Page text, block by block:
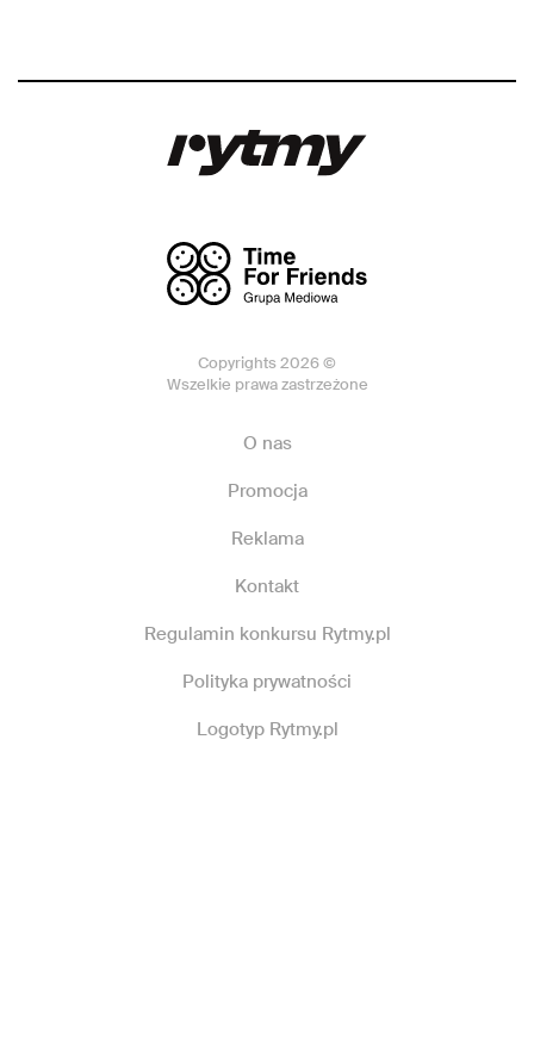
Copyrights 2026 ©
Wszelkie prawa zastrzeżone
O nas
Promocja
Reklama
Kontakt
Regulamin konkursu Rytmy.pl
Polityka prywatności
Logotyp Rytmy.pl